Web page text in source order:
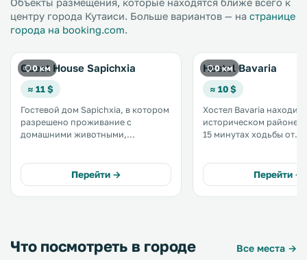
Объекты размещения, которые находятся ближе всего к
центру города Кутаиси. Больше вариантов — на странице
города на booking.com.
0 км
Guest House Sapichxia
≈ 11 $
Гостевой дом Sapichxia, в котором
разрешено проживание с
домашними животными,
частная парковка и бесплатный
Wi-Fi на всей территории. .
Перейти →
0 км
Hostel Bavaria
≈ 10 $
Хостел Bavaria
историческом районе
15 минутах ходьбы от
бесплатный кофе/чай. Светлые
номера отеля
строгом стиле. .
Перейти →
Что посмотреть в городе
Все места →